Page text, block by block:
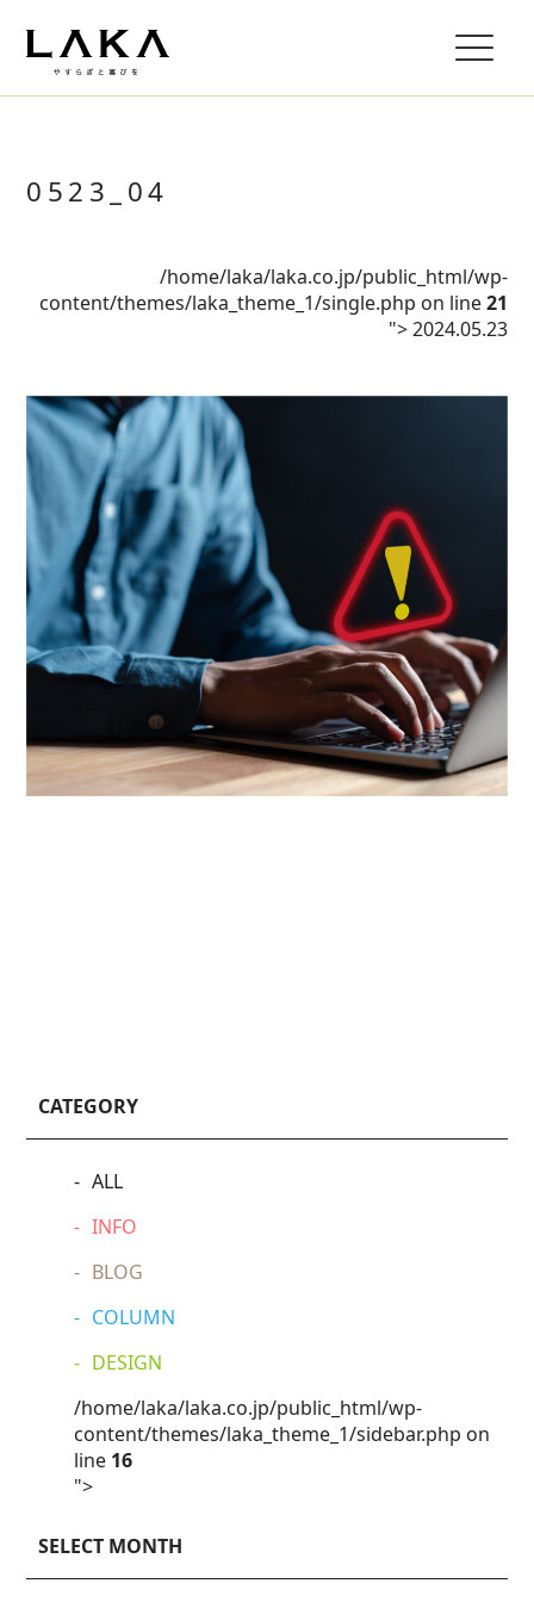
0523_04
/home/laka/laka.co.jp/public_html/wp-
content/themes/laka_theme_1/single.php on line21
">2024.05.23
CATEGORY
ALL
INFO
BLOG
COLUMN
DESIGN
/home/laka/laka.co.jp/public_html/wp-
content/themes/laka_theme_1/sidebar.php on
line 16
">
SELECT MONTH